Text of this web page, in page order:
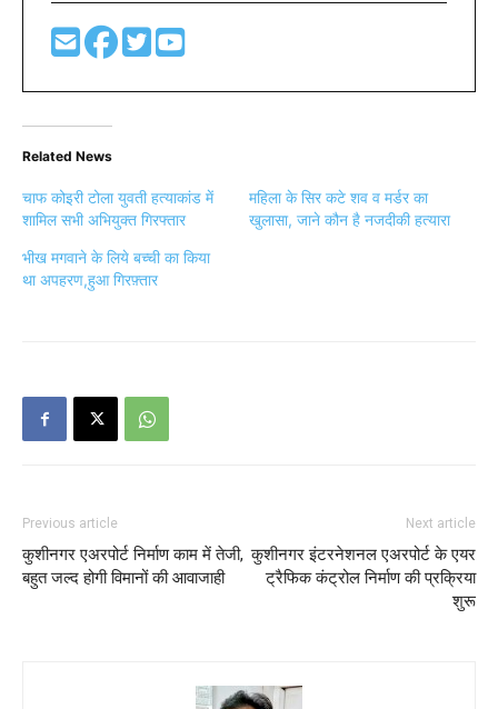
Related News
चाफ कोइरी टोला युवती हत्याकांड में
शामिल सभी अभियुक्त गिरफ्तार
महिला के सिर कटे शव व मर्डर का
खुलासा, जाने कौन है नजदीकी हत्यारा
भीख मगवाने के लिये बच्ची का किया
था अपहरण,हुआ गिरफ़्तार
Previous article
कुशीनगर एअरपोर्ट निर्माण काम में तेजी,
बहुत जल्द होगी विमानों की आवाजाही
Next article
कुशीनगर इंटरनेशनल एअरपोर्ट के एयर
ट्रैफिक कंट्रोल निर्माण की प्रक्रिया
शुरू